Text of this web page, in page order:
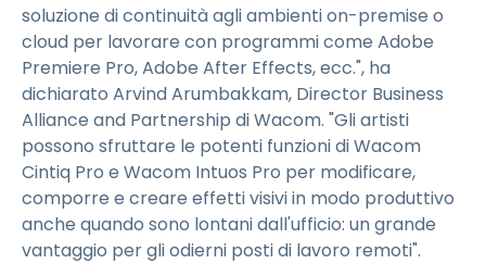
soluzione di continuità agli ambienti on-premise o
cloud per lavorare con programmi come Adobe
Premiere Pro, Adobe After Effects, ecc.", ha
dichiarato Arvind Arumbakkam, Director Business
Alliance and Partnership di Wacom. "Gli artisti
possono sfruttare le potenti funzioni di Wacom
Cintiq Pro e Wacom Intuos Pro per modificare,
comporre e creare effetti visivi in modo produttivo
anche quando sono lontani dall'ufficio: un grande
vantaggio per gli odierni posti di lavoro remoti".